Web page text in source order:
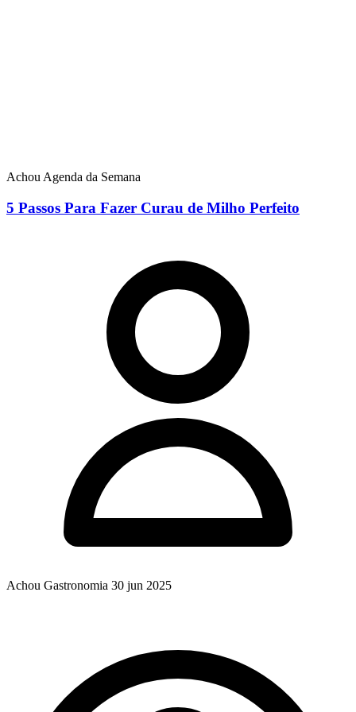
Achou Agenda da Semana
5 Passos Para Fazer Curau de Milho Perfeito
Achou Gastronomia 30 jun 2025